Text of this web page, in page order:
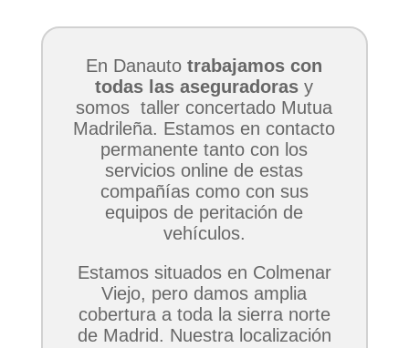
En Danautotrabajamos con
todas las aseguradoras y
somos taller concertado Mutua
Madrileña. Estamos en contacto
permanente tanto con los
servicios online de estas
compañías como con sus
equipos de peritación de
vehículos.
Estamos situados en Colmenar
Viejo, pero damos amplia
cobertura a toda la sierra norte
de Madrid. Nuestra localización